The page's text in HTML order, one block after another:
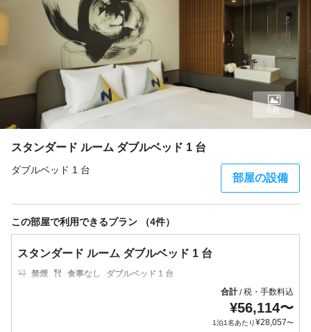
スタンダード ルーム ダブルベッド 1 台
ダブルベッド 1 台
部屋の設備
6枚
この部屋で利用できるプラン （4件）
スタンダード ルーム ダブルベッド 1 台
禁煙 食事なし
ダブルベッド 1 台
合計/税・手数料込
¥56,114〜
1泊1名あたり¥28,057〜